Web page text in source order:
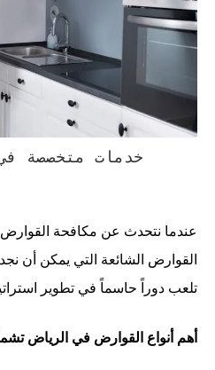
خدمات متخصصة
عندما نتحدث عن مكافحة القوارض،
القوارض الشائعة التي يمكن أن
تلعب دوراً حاسماً في تطوير
أهم أنواع القوارض في الرياض